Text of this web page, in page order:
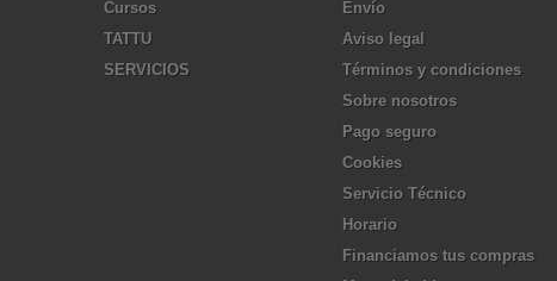
Cursos
TATTU
SERVICIOS
Envío
Aviso legal
Términos y condiciones
Sobre nosotros
Pago seguro
Cookies
Servicio Técnico
Horario
Financiamos tus compras